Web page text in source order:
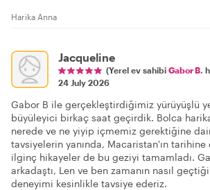
Harika Anna
Jacqueline
(Yerel ev sahibi Gabor B.
24 July 2026
Gabor B ile gerçekleştirdiğimiz yürüyüşlü
büyüleyici birkaç saat geçirdik. Bolca
nerede ve ne yiyip içmemiz gerektiğine dair
tavsiyelerin yanında, Macaristan'ın
ilginç hikayeler de bu geziyi tamamladı.
arkadaştı, Len ve ben zamanın nasıl
deneyimi kesinlikle tavsiye ederiz.